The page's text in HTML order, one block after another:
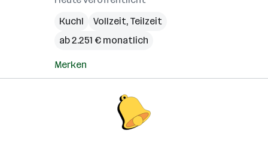
Kuchl
Vollzeit, Teilzeit
ab 2.251 € monatlich
Merken